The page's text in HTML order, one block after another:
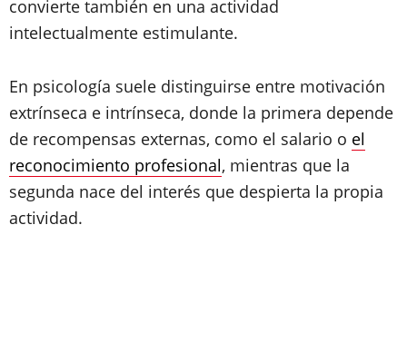
convierte también en una actividad
intelectualmente estimulante.
En psicología suele distinguirse entre motivación
extrínseca e intrínseca, donde la primera depende
de recompensas externas, como el salario o el
reconocimiento profesional, mientras que la
segunda nace del interés que despierta la propia
actividad.